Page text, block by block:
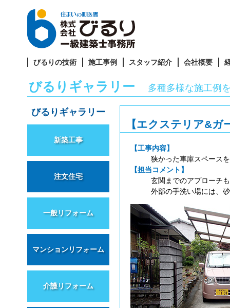
びるりの技術 施工事例 スタッフ紹介 会社概要
びるりギャラリー 多種多様な施工例
【エクステリア&ガ
【工事内容】
狭かった車庫スペース
【担当コメント】
玄関までのアプローチ
外部の手洗い場には、
びるりギャラリー
新築工事
注文住宅
一般リフォーム
マンションリフォーム
介護リフォーム